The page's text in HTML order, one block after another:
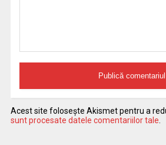
Acest site folosește Akismet pentru a
sunt procesate datele comentariilor tale.